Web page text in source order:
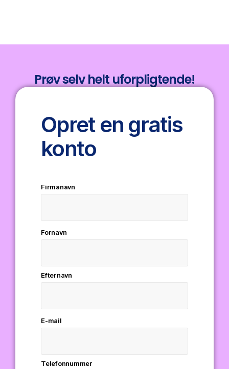
Prøv selv helt uforpligtende!
Opret en gratis
konto
Firmanavn
Fornavn
Efternavn
E-mail
Telefonnummer